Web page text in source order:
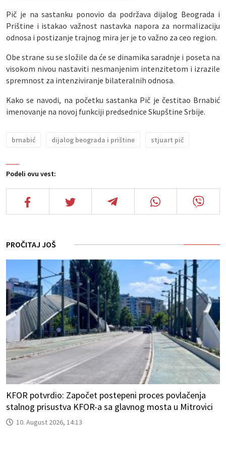
Podeli ovu vest:
Pič je na sastanku ponovio da podržava dijalog Beograda i
Prištine i istakao važnost nastavka napora za normalizaciju
odnosa i postizanje trajnog mira jer je to važno za ceo region.
Obe strane su se složile da će se dinamika saradnje i poseta na
visokom nivou nastaviti nesmanjenim intenzitetom i izrazile
spremnost za intenziviranje bilateralnih odnosa.
Kako se navodi, na početku sastanka Pič je čestitao Brnabić
imenovanje na novoj funkciji predsednice Skupštine Srbije.
brnabić dijalog beograda i prištine stjuart pič
PROČITAJ JOŠ
KFOR potvrdio: Započet postepeni proces povlačenja
stalnog prisustva KFOR-a sa glavnog mosta u Mitrovici
10. August 2026, 14:13